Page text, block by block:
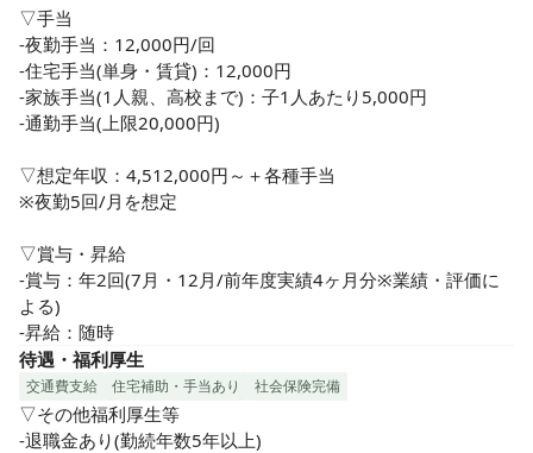
・アジア初導入「ORBEYE」
・MRI 3台体制
・64列CT装置
▽手当
-夜勤手当：12,000円/回
-住宅手当(単身・賃貸)：12,000円
-家族手当(1人親、高校まで)：子1人あたり5,000円
-通勤手当(上限20,000円)
▽想定年収：4,512,000円～＋各種手当
※夜勤5回/月を想定
▽賞与・昇給
-賞与：年2回(7月・12月/前年度実績4ヶ月分※業績・評価に
よる)
-昇給：随時
待遇・福利厚生
交通費支給 住宅補助・手当あり 社会保険完備
▽その他福利厚生等
-退職金あり(勤続年数5年以上)